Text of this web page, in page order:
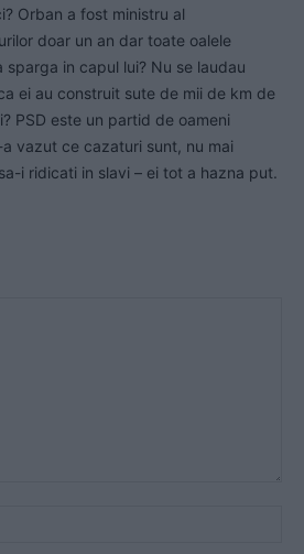
Orban a fost ministru al
doar un an dar toate oalele
sparga in capul lui? Nu se laudau
ei au construit sute de mii de km de
PSD este un partid de oameni
a vazut ce cazaturi sunt, nu mai
i ridicati in slavi – ei tot a hazna put.